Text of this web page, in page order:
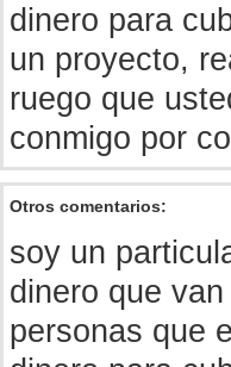
dinero para
un proyecto,
ruego que
conmigo por
Otros comentarios:
soy un
dinero que
personas que